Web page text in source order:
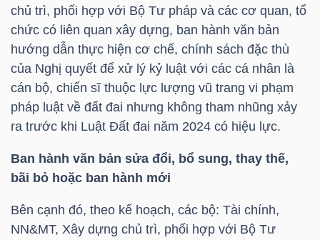
chủ trì, phối hợp với Bộ Tư pháp và các cơ quan, tổ
chức có liên quan xây dựng, ban hành văn bản
hướng dẫn thực hiện cơ chế, chính sách đặc thù
của Nghị quyết để xử lý kỷ luật với các cá nhân là
cán bộ, chiến sĩ thuộc lực lượng vũ trang vi phạm
pháp luật về đất đai nhưng không tham nhũng xảy
ra trước khi Luật Đất đai năm 2024 có hiệu lực.
Ban hành văn bản sửa đổi, bổ sung, thay thế,
bãi bỏ hoặc ban hành mới
Bên cạnh đó, theo kế hoạch, các bộ: Tài chính,
NN&MT, Xây dựng chủ trì, phối hợp với Bộ Tư
PHÁI
SINH
PHIẾU
CÔNG